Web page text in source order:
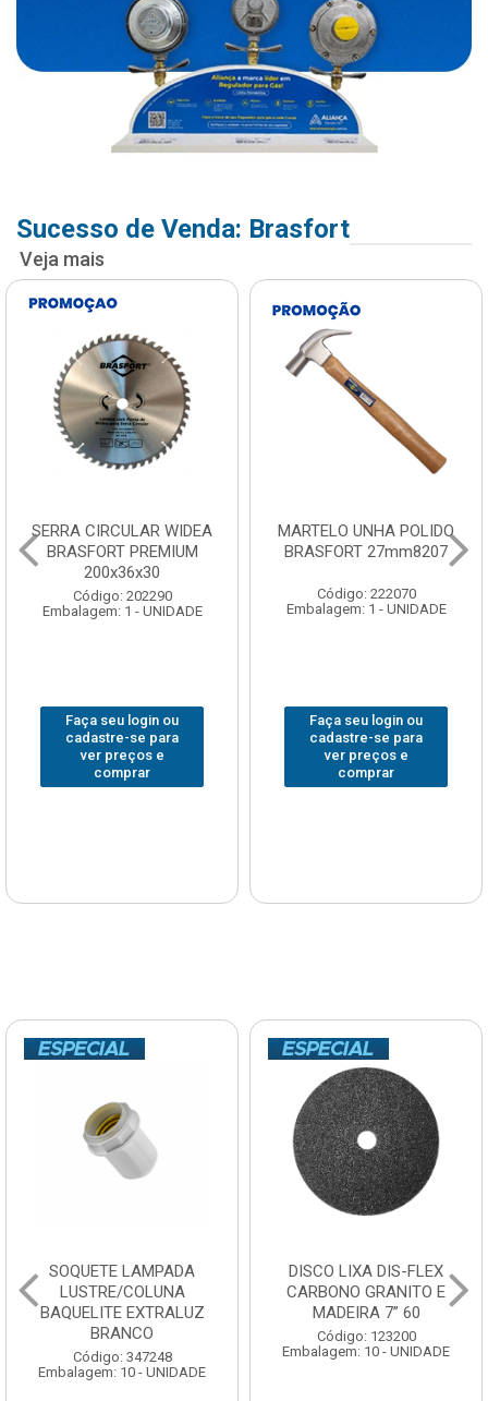
Sucesso de Venda: Brasfort
Veja mais
SERRA CIRCULAR WIDEA
BRASFORT PREMIUM
200x36x30
Código: 202290
Embalagem: 1 - UNIDADE
Faça seu login ou
cadastre-se para
ver preços e
comprar
MARTELO UNHA POLIDO
BRASFORT 27mm8207
Código: 222070
Embalagem: 1 - UNIDADE
Faça seu login ou
cadastre-se para
ver preços e
comprar
SOQUETE LAMPADA
LUSTRE/COLUNA
BAQUELITE EXTRALUZ
BRANCO
Código: 347248
Embalagem: 10 - UNIDADE
DISCO LIXA DIS-FLEX
CARBONO GRANITO E
MADEIRA 7” 60
Código: 123200
Embalagem: 10 - UNIDADE